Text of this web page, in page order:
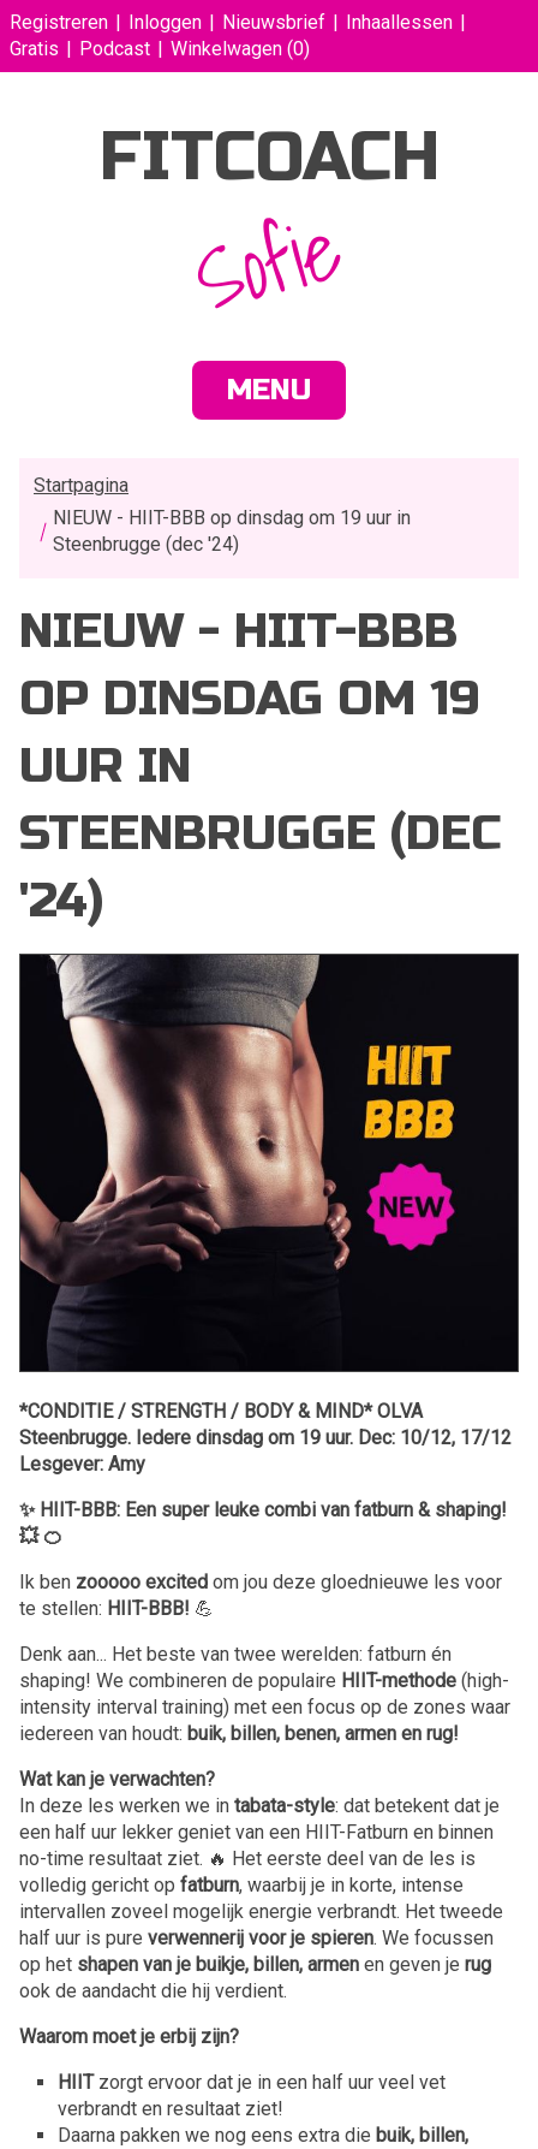
Registreren Inloggen Nieuwsbrief
Inhaallessen
Gratis
Podcast Winkelwagen (0)
FITCOACH
Sofie
MENU
Startpagina
NIEUW - HIIT-BBB op dinsdag om 19 uur in
Steenbrugge (dec '24)
NIEUW - HIIT-BBB
OP DINSDAG OM 19
UUR IN
STEENBRUGGE (DEC
'24)
*CONDITIE / STRENGTH / BODY & MIND* OLVA
Steenbrugge. Iedere dinsdag om 19 uur. Dec: 10/12, 17/12
Lesgever: Amy
✨ HIIT-BBB: Een super leuke combi van fatburn & shaping!
💥 🍊
Ik ben zooooo excited om jou deze gloednieuwe les voor
te stellen: HIIT-BBB! 💪
Denk aan... Het beste van twee werelden: fatburn én
shaping! We combineren de populaire HIIT-methode (high-
intensity interval training) met een focus op de zones waar
iedereen van houdt: buik, billen, benen, armen en rug!
Wat kan je verwachten?
In deze les werken we in tabata-style: dat betekent dat je
een half uur lekker geniet van een HIIT-Fatburn en binnen
no-time resultaat ziet. 🔥 Het eerste deel van de les is
volledig gericht op fatburn, waarbij je in korte, intense
intervallen zoveel mogelijk energie verbrandt. Het tweede
half uur is pure verwennerij voor je spieren. We focussen
op het shapen van je buikje, billen, armen en geven je rug
ook de aandacht die hij verdient.
Waarom moet je erbij zijn?
HIITzorgt ervoor dat je in een half uur veel vet
verbrandt en resultaat ziet!
Daarna pakken we nog eens extra die buik, billen,